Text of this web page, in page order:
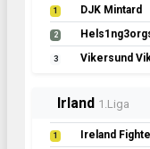
1 DJK Mintard
2
3 Vikersund
Irland 1.Liga
1 Ireland